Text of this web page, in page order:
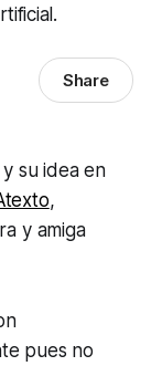
Share
su idea en
,
y amiga
pues no